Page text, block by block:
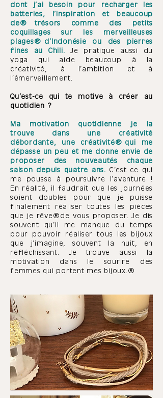
dont j’ai besoin pour recharger les
batteries, l’inspiration et beaucoup
de trésors comme des petits
coquillages sur les merveilleuses
plages d’Indonésie ou des pierres
fines au Chili. Je pratique aussi du
yoga qui aide beaucoup à la
créativité, à l’ambition et à
l’émerveillement.
Qu’est-ce qui te motive à créer au
quotidien ?
Ma motivation quotidienne je la
trouve dans une créativité
débordante, une créativité qui me
dépasse un peu et me donne envie de
proposer des nouveautés chaque
saison depuis quatre ans. C’est ce qui
me pousse à poursuivre l’aventure !
En réalité, il faudrait que les journées
soient doubles pour que je puisse
finalement réaliser toutes les pièces
que je rêve de vous proposer. Je dis
souvent qu’il me manque du temps
pour pouvoir réaliser tous les bijoux
que j’imagine, souvent la nuit, en
réfléchissant. Je trouve aussi la
motivation dans le sourire des
femmes qui portent mes bijoux.